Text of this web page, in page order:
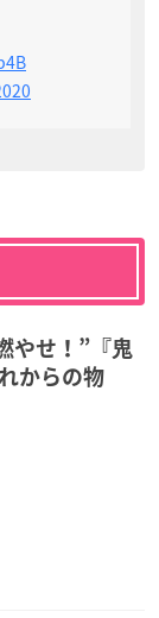
やせ！”『鬼
からの物